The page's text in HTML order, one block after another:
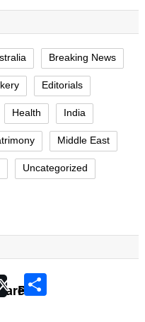
Breaking News
Editorials
Health India
Middle East
Uncategorized
Post Share